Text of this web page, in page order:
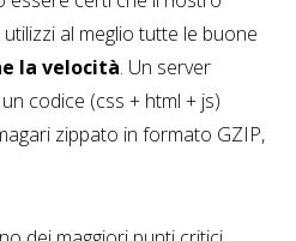
al meglio tutte le buone
la velocità. Un server
codice (css + html + js)
zippato in formato GZIP,